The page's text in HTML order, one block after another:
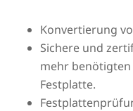
Konvertierung
Sichere und
mehr
Festplatte.